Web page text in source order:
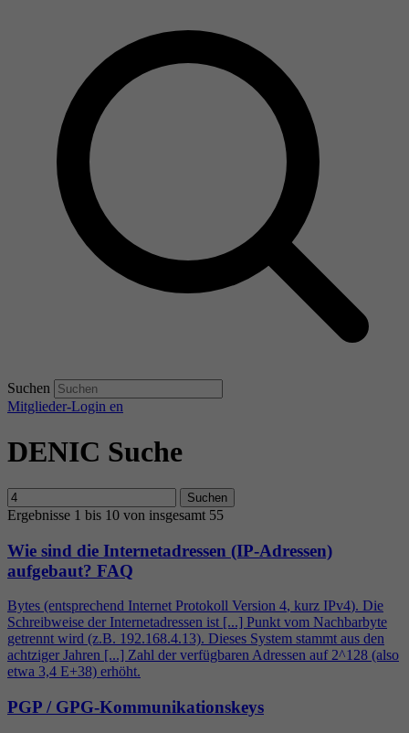
Suchen
Mitglieder-Login en
DENIC Suche
Suchen
Ergebnisse 1 bis 10 von insgesamt 55
Wie sind die Internetadressen (IP-Adressen)
aufgebaut? FAQ
Bytes (entsprechend Internet Protokoll Version 4, kurz IPv4). Die
Schreibweise der Internetadressen ist [...] Punkt vom Nachbarbyte
getrennt wird (z.B. 192.168.4.13). Dieses System stammt aus den
achtziger Jahren [...] Zahl der verfügbaren Adressen auf 2^128 (also
etwa 3,4 E+38) erhöht.
PGP / GPG-Kommunikationskeys